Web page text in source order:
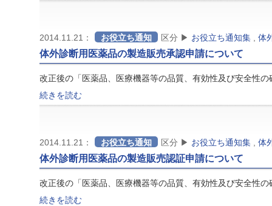
2014.11.21： お役立ち通知 区分 ▶ お役立ち通知集 体
体外診断用医薬品の製造販売承認申請について
改正後の「医薬品、医療機器等の品質、有効性及び安全性
続きを読む
2014.11.21： お役立ち通知 区分 ▶ お役立ち通知集 体
体外診断用医薬品の製造販売認証申請について
改正後の「医薬品、医療機器等の品質、有効性及び安全性
続きを読む